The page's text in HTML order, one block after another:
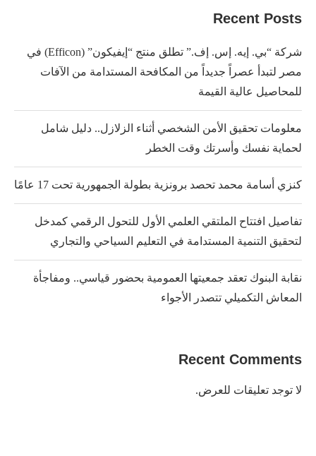
Recent Posts
شركة “بي. إيه. إس. إف.” تطلق منتج “إيفيكون” (Efficon) في
مصر لتبدأ عصراً جديداً من المكافحة المستدامة من الآفات
للمحاصيل عالية القيمة
معلومات تحقيق الأمن الشخصي أثناء الزلازل.. دليل شامل
لحماية نفسك وأسرتك وقت الخطر
كنزي أسامة محمد تحصد برونزية بطولة الجمهورية تحت 17 عامًا
تفاصيل افتتاح الملتقي العلمي الأول للتحول الرقمي كمدخل
لتحقيق التنمية المستدامة في التعليم السياحي والتجاري
نقابة البنوك تعقد جمعيتها العمومية بحضور قياسي.. ومفاجأة
المعاش التكميلي تتصدر الأجواء
Recent Comments
لا توجد تعليقات للعرض.